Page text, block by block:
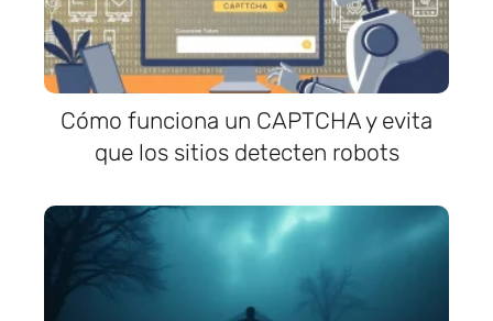
Cómo funciona un CAPTCHA y evita
que los sitios detecten robots